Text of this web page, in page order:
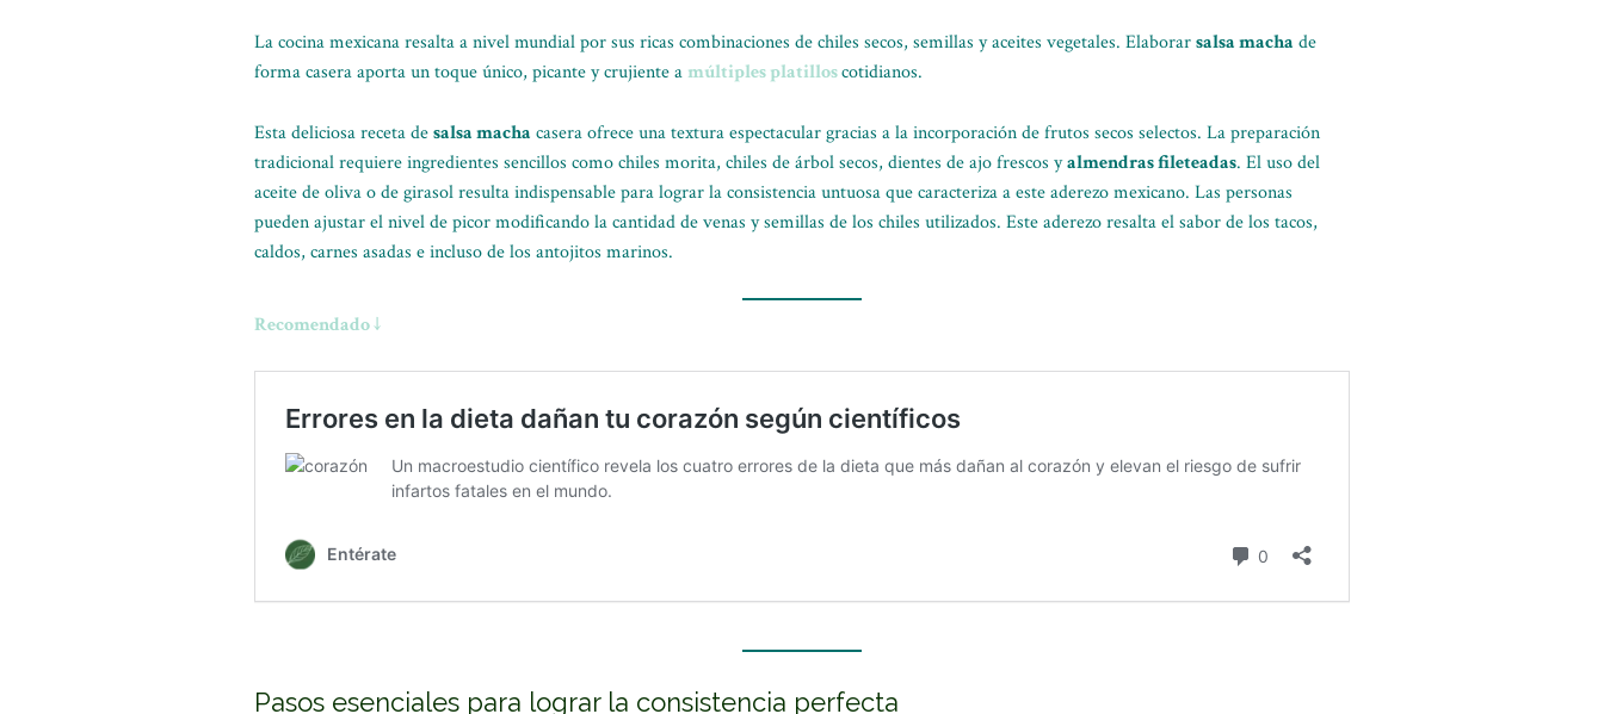
La cocina mexicana resalta a nivel mundial por sus ricas combinaciones de chiles secos, semillas y aceites vegetales. Elaborarsalsa macha de
forma casera aporta un toque único, picante y crujiente amúltiples platilloscotidianos.
Esta deliciosa receta desalsa macha casera ofrece una textura espectacular gracias a la incorporación de frutos secos selectos. La preparación
tradicional requiere ingredientes sencillos como chiles morita, chiles de árbol secos, dientes de ajo frescos yalmendras fileteadas. El uso del
aceite de oliva o de girasol resulta indispensable para lograr la consistencia untuosa que caracteriza a este aderezo mexicano. Las personas
pueden ajustar el nivel de picor modificando la cantidad de venas y semillas de los chiles utilizados. Este aderezo resalta el sabor de los tacos,
caldos, carnes asadas e incluso de los antojitos marinos.
Recomendado ↓
Pasos esenciales para lograr la consistencia perfecta